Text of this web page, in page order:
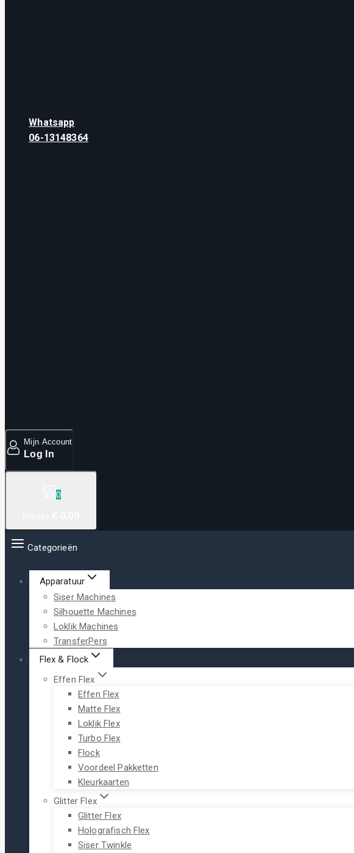
Whatsapp
06-13148364
Mijn Account
Log In
0
Categorieën
Apparatuur
Siser Machines
Silhouette Machines
Loklik Machines
TransferPers
Flex & Flock
Effen Flex
Effen Flex
Matte Flex
Loklik Flex
Turbo Flex
Flock
Voordeel Pakketten
Kleurkaarten
Glitter Flex
Glitter Flex
Holografisch Flex
Siser Twinkle